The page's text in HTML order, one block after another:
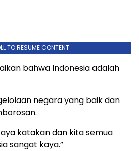
TO RESUME CONTENT
bahwa Indonesia adalah
negara yang baik dan
katakan dan kita semua
sangat kaya.”